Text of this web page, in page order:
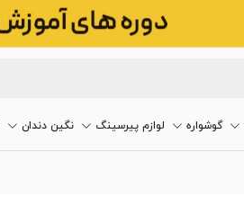
گوشواره لوازم پیرسینگ نگین دندان